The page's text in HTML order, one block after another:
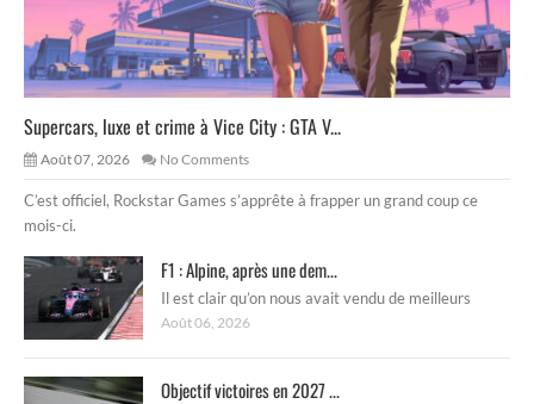
Supercars, luxe et crime à Vice City : GTA V...
Août 07, 2026 No Comments
C’est officiel, Rockstar Games s’apprête à frapper un grand coup ce
mois-ci.
F1 : Alpine, après une dem...
Il est clair qu’on nous avait vendu de meilleurs
Août 06, 2026
Objectif victoires en 2027 ...